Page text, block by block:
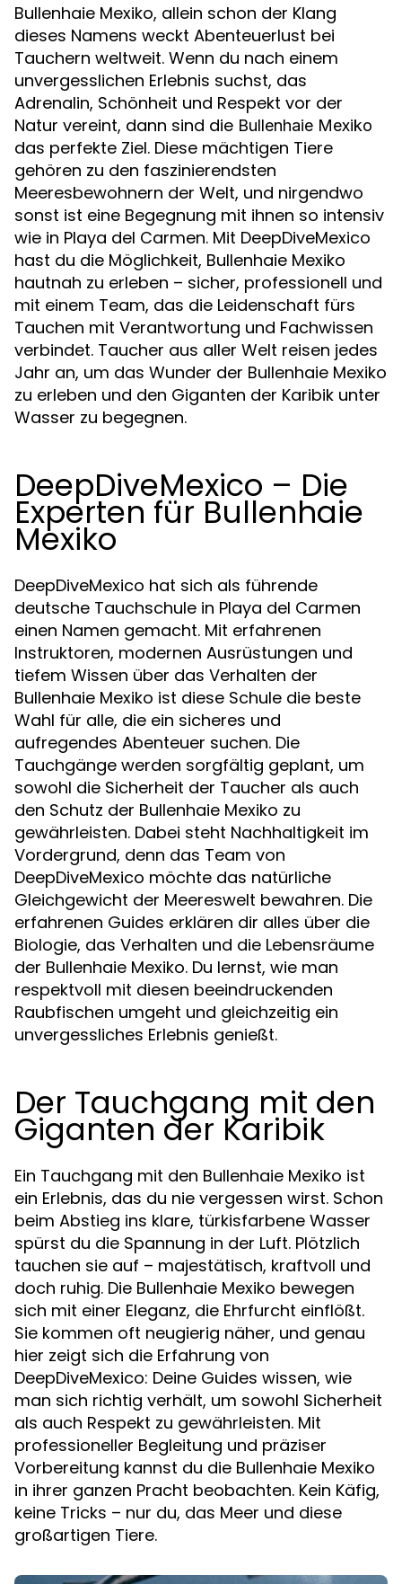
Bullenhaie Mexiko, allein schon der Klang
dieses Namens weckt Abenteuerlust bei
Tauchern weltweit. Wenn du nach einem
unvergesslichen Erlebnis suchst, das
Adrenalin, Schönheit und Respekt vor der
Natur vereint, dann sind die Bullenhaie Mexiko
das perfekte Ziel. Diese mächtigen Tiere
gehören zu den faszinierendsten
Meeresbewohnern der Welt, und nirgendwo
sonst ist eine Begegnung mit ihnen so intensiv
wie in Playa del Carmen. Mit DeepDiveMexico
hast du die Möglichkeit, Bullenhaie Mexiko
hautnah zu erleben – sicher, professionell und
mit einem Team, das die Leidenschaft fürs
Tauchen mit Verantwortung und Fachwissen
verbindet. Taucher aus aller Welt reisen jedes
Jahr an, um das Wunder der Bullenhaie Mexiko
zu erleben und den Giganten der Karibik unter
Wasser zu begegnen.
DeepDiveMexico – Die
Experten für Bullenhaie
Mexiko
DeepDiveMexico hat sich als führende
deutsche Tauchschule in Playa del Carmen
einen Namen gemacht. Mit erfahrenen
Instruktoren, modernen Ausrüstungen und
tiefem Wissen über das Verhalten der
Bullenhaie Mexiko ist diese Schule die beste
Wahl für alle, die ein sicheres und
aufregendes Abenteuer suchen. Die
Tauchgänge werden sorgfältig geplant, um
sowohl die Sicherheit der Taucher als auch
den Schutz der Bullenhaie Mexiko zu
gewährleisten. Dabei steht Nachhaltigkeit im
Vordergrund, denn das Team von
DeepDiveMexico möchte das natürliche
Gleichgewicht der Meereswelt bewahren. Die
erfahrenen Guides erklären dir alles über die
Biologie, das Verhalten und die Lebensräume
der Bullenhaie Mexiko. Du lernst, wie man
respektvoll mit diesen beeindruckenden
Raubfischen umgeht und gleichzeitig ein
unvergessliches Erlebnis genießt.
Der Tauchgang mit den
Giganten der Karibik
Ein Tauchgang mit den Bullenhaie Mexiko ist
ein Erlebnis, das du nie vergessen wirst. Schon
beim Abstieg ins klare, türkisfarbene Wasser
spürst du die Spannung in der Luft. Plötzlich
tauchen sie auf – majestätisch, kraftvoll und
doch ruhig. Die Bullenhaie Mexiko bewegen
sich mit einer Eleganz, die Ehrfurcht einflößt.
Sie kommen oft neugierig näher, und genau
hier zeigt sich die Erfahrung von
DeepDiveMexico: Deine Guides wissen, wie
man sich richtig verhält, um sowohl Sicherheit
als auch Respekt zu gewährleisten. Mit
professioneller Begleitung und präziser
Vorbereitung kannst du die Bullenhaie Mexiko
in ihrer ganzen Pracht beobachten. Kein Käfig,
keine Tricks – nur du, das Meer und diese
großartigen Tiere.